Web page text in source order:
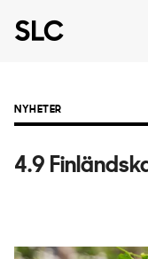
NYHETER
4.9